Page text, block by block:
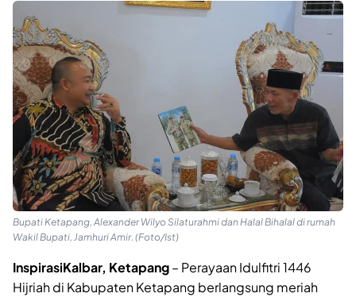
Bupati Ketapang, Alexander Wilyo Silaturahmi dan Halal Bihalal di rumah
Wakil Bupati, Jamhuri Amir. (Foto/Ist)
InspirasiKalbar, Ketapang– Perayaan Idulfitri 1446
Hijriah di Kabupaten Ketapang berlangsung meriah